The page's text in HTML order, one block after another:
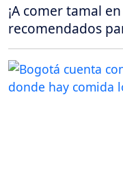
¡A comer tamal
recomendados